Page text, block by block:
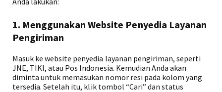
1. Menggunakan Website Penyedia Layanan
Pengiriman
Masuk ke website penyedia layanan pengiriman, seperti
JNE, TIKI, atau Pos Indonesia. Kemudian Anda akan
diminta untuk memasukan nomor resi pada kolom yang
tersedia. Setelah itu, klik tombol “Cari” dan status